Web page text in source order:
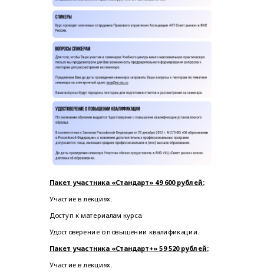
Пакет участника «Стандарт» 49 600 рублей:
Участие в лекциях.
Доступ к материалам курса.
Удостоверение о повышении квалификации.
Пакет участника «Стандарт+» 59 520 рублей:
Участие в лекциях.